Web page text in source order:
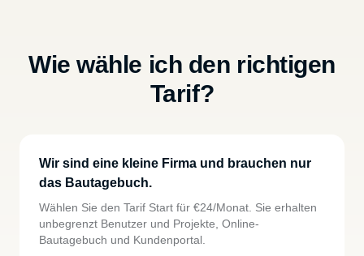
Wie wähle ich den richtigen
Tarif?
Wir sind eine kleine Firma und brauchen nur
das Bautagebuch.
Wählen Sie den Tarif Start für €24/Monat. Sie erhalten
unbegrenzt Benutzer und Projekte, Online-
Bautagebuch und Kundenportal.